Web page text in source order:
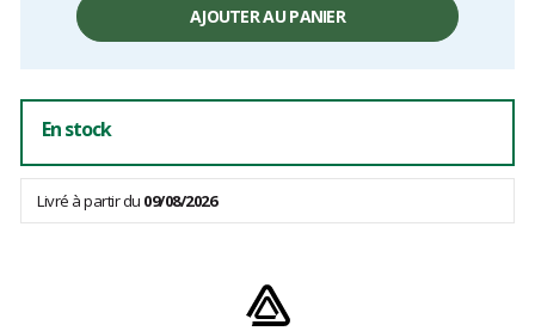
AJOUTER AU PANIER
En stock
Livré à partir du 09/08/2026